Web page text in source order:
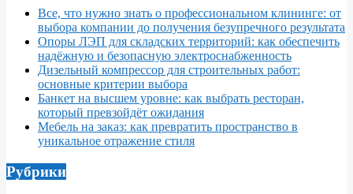
Все, что нужно знать о профессиональном клининге: от
выбора компании до получения безупречного результата
Опоры ЛЭП для складских территорий: как обеспечить
надёжную и безопасную электроснабженность
Дизельный компрессор для строительных работ:
основные критерии выбора
Банкет на высшем уровне: как выбрать ресторан,
который превзойдёт ожидания
Мебель на заказ: как превратить пространство в
уникальное отражение стиля
Рубрики